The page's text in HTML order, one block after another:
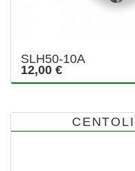
SLH50-10A
12,00 €